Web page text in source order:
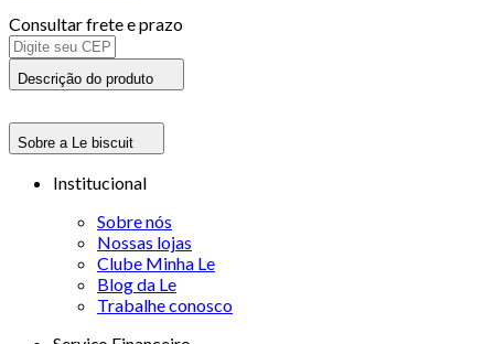
Consultar frete e prazo
Descrição do produto
Sobre a Le biscuit
Institucional
Sobre nós
Nossas lojas
Clube Minha Le
Blog da Le
Trabalhe conosco